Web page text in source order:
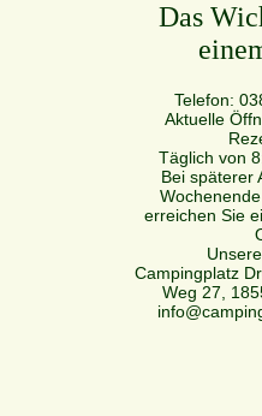
Das
Telefon:
Aktuelle
Täglich von
Bei späterer
erreichen Sie
Campingplatz
Weg 27,